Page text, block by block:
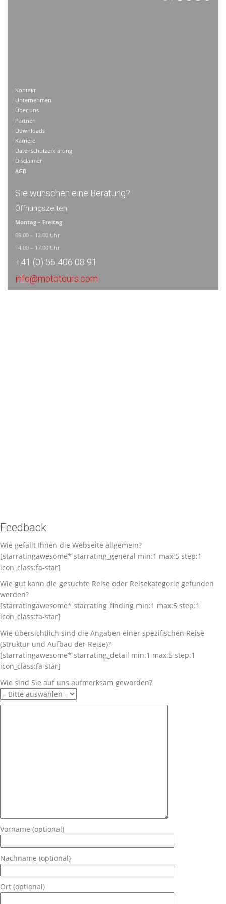
Kontakt
Unternehmen
Über uns
Partner
Downloads
Karriere
Datenschutzerklärung
Disclaimer
AGB
Sie wünschen eine Beratung?
Öffnungszeiten
Montag – Freitag
09.00 – 12.00 Uhr
14.00 – 17.00 Uhr
+41 (0) 56 406 08 91
info@mototours.com
Feedback
Wie gefällt Ihnen die Webseite allgemein?
[starratingawesome* starrating_general min:1 max:5 step:1
icon_class:fa-star]
Wie gut kann die gesuchte Reise oder Reisekategorie gefunden
werden?
[starratingawesome* starrating_finding min:1 max:5 step:1
icon_class:fa-star]
Wie übersichtlich sind die Angaben einer spezifischen Reise
(Struktur und Aufbau der Reise)?
[starratingawesome* starrating_detail min:1 max:5 step:1
icon_class:fa-star]
Wie sind Sie auf uns aufmerksam geworden?
Vorname (optional)
Nachname (optional)
Ort (optional)